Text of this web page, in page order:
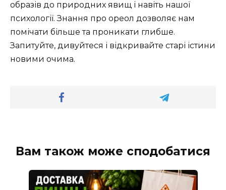
образів до природних явищ і навіть нашої
психології. Знання про ореол дозволяє нам
помічати більше та проникати глибше.
Запитуйте, дивуйтеся і відкривайте старі істини
новими очима.
Вам також може сподобатися